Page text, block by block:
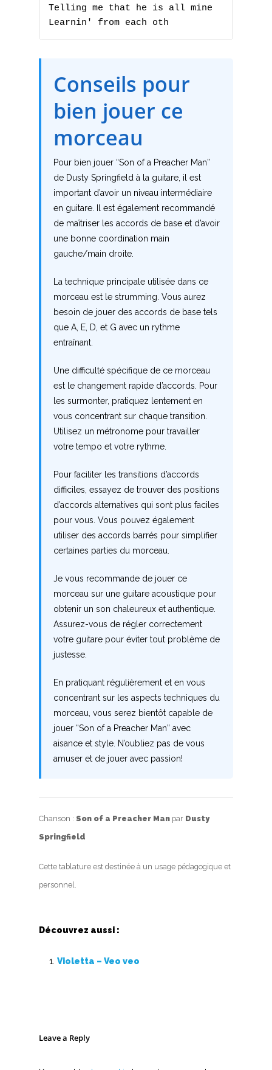
Telling me that he is all mine
Learnin' from each oth
Conseils pour
bien jouer ce
morceau
Pour bien jouer “Son of a Preacher Man”
de Dusty Springfield à la guitare, il est
important d’avoir un niveau intermédiaire
en guitare. Il est également recommandé
de maîtriser les accords de base et d’avoir
une bonne coordination main
gauche/main droite.
La technique principale utilisée dans ce
morceau est le strumming. Vous aurez
besoin de jouer des accords de base tels
que A, E, D, et G avec un rythme
entraînant.
Une difficulté spécifique de ce morceau
est le changement rapide d’accords. Pour
les surmonter, pratiquez lentement en
vous concentrant sur chaque transition.
Utilisez un métronome pour travailler
votre tempo et votre rythme.
Pour faciliter les transitions d’accords
difficiles, essayez de trouver des positions
d’accords alternatives qui sont plus faciles
pour vous. Vous pouvez également
utiliser des accords barrés pour simplifier
certaines parties du morceau.
Je vous recommande de jouer ce
morceau sur une guitare acoustique pour
obtenir un son chaleureux et authentique.
Assurez-vous de régler correctement
votre guitare pour éviter tout problème de
justesse.
En pratiquant régulièrement et en vous
concentrant sur les aspects techniques du
morceau, vous serez bientôt capable de
jouer “Son of a Preacher Man” avec
aisance et style. N’oubliez pas de vous
amuser et de jouer avec passion!
Chanson : Son of a Preacher Man par Dusty
Springfield
Cette tablature est destinée à un usage pédagogique et
personnel.
Découvrez aussi :
Violetta – Veo veo
Leave a Reply
G
H
J
K
M
N
O
Q
R
T
U
V
W
X
Y
Z
Top 100
Accords de guitare